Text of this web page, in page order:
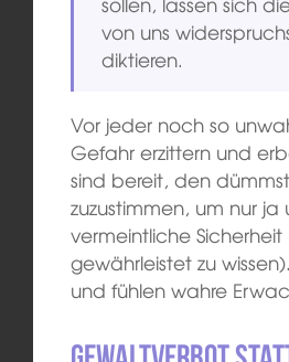
von uns
diktieren.
Vor jeder noch so
Gefahr erzittern und
sind bereit, den
zuzustimmen, um nur ja
vermeintliche Sicherheit
gewährleistet zu
und fühlen wahre